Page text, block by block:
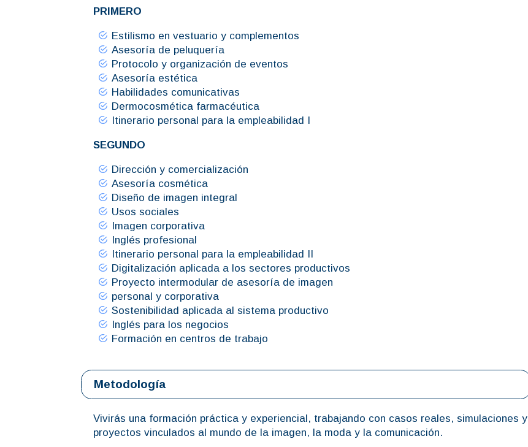
PRIMERO
Estilismo en vestuario y complementos
Asesoría de peluquería
Protocolo y organización de eventos
Asesoría estética
Habilidades comunicativas
Dermocosmética farmacéutica
Itinerario personal para la empleabilidad I
SEGUNDO
Dirección y comercialización
Asesoría cosmética
Diseño de imagen integral
Usos sociales
Imagen corporativa
Inglés profesional
Itinerario personal para la empleabilidad II
Digitalización aplicada a los sectores productivos
Proyecto intermodular de asesoría de imagen
personal y corporativa
Sostenibilidad aplicada al sistema productivo
Inglés para los negocios
Formación en centros de trabajo
Metodología
Vivirás una formación práctica y experiencial, trabajando con casos reales, simulaciones y
proyectos vinculados al mundo de la imagen, la moda y la comunicación.